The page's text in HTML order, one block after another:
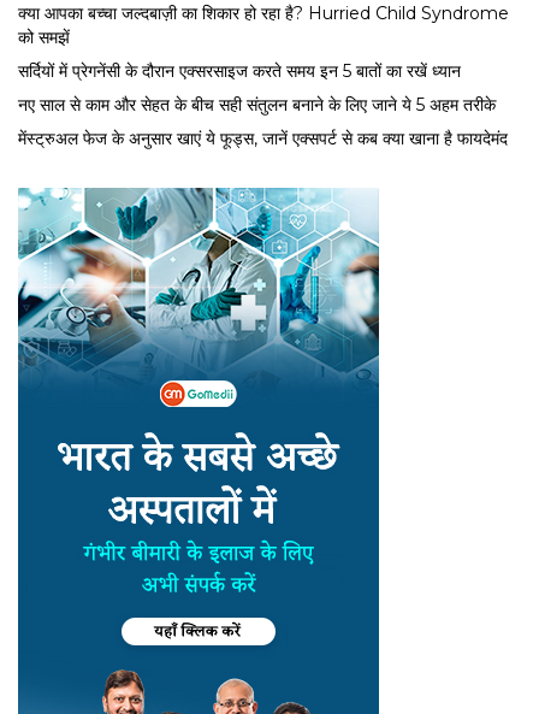
क्या आपका बच्चा जल्दबाज़ी का शिकार हो रहा है? Hurried Child Syndrome
को समझें
सर्द‍ियों में प्रेगनेंसी के दौरान एक्सरसाइज करते समय इन 5 बातों का रखें ध्यान
नए साल से काम और सेहत के बीच सही संतुलन बनाने के लिए जाने ये 5 अहम तरीके
मेंस्ट्रुअल फेज के अनुसार खाएं ये फूड्स, जानें एक्सपर्ट से कब क्या खाना है फायदेमंद